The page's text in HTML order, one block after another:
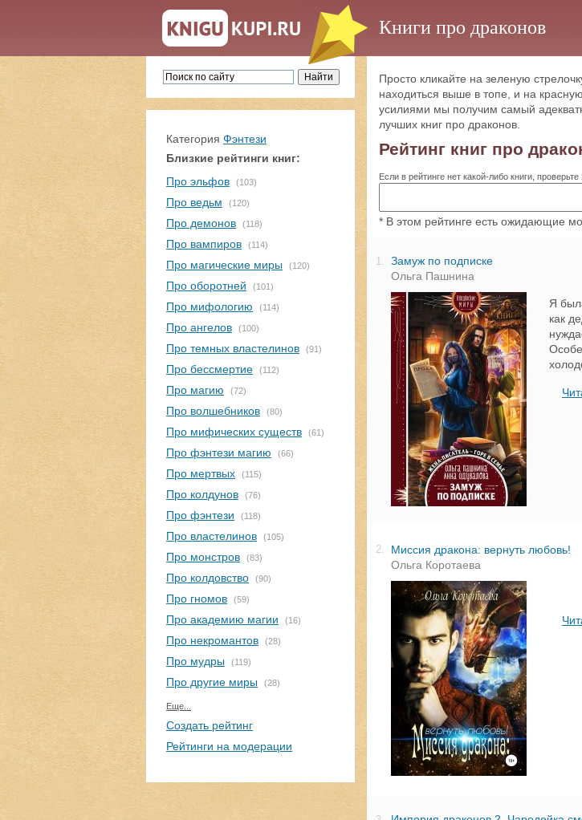
Книги про драконов
Категория Фэнтези
Близкие рейтинги книг:
Про эльфов
(103)
Про ведьм (120)
Про демонов (118)
Про вампиров (114)
Про магические миры (120)
Про оборотней (101)
Про мифологию (114)
Про ангелов (100)
Про темных властелинов (91)
Про бессмертие (112)
Про магию (72)
Про волшебников (80)
Про мифических существ (61)
Про фэнтези магию (66)
Про мертвых (115)
Про колдунов (76)
Про фэнтези (118)
Про властелинов (105)
Про монстров (83)
Про колдовство (90)
Про гномов (59)
Про академию магии (16)
Про некромантов (28)
Про мудры (119)
Про другие миры (28)
Еще...
Создать рейтинг
Рейтинги на модерации
Просто кликайте на зеленую
находиться выше в топе, и на
усилиями мы получим самый
лучших книг про драконов.
Рейтинг книг про
Если в рейтинге нет какой-либо книги,
* В этом рейтинге есть ожидающие
1.
Замуж по подписке
Ольга Пашнина
Я
как
2.
Миссия дракона: вернуть любовь!
Ольга Коротаева